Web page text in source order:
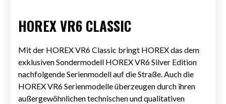
HOREX VR6 CLASSIC
Mit der HOREX VR6 Classic bringt HOREX das dem
exklusiven Sondermodell HOREX VR6 Silver Edition
nachfolgende Serienmodell auf die Straße. Auch die
HOREX VR6 Serienmodelle überzeugen durch ihren
außergewöhnlichen technischen und qualitativen